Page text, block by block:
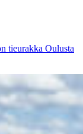
tieurakka Oulusta